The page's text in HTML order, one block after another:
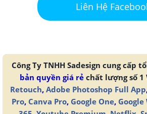
Liên Hệ
Công Ty TNHH Sadesign cung cấp
bản quyền giá rẻchất lượng số 1
Retouch, Adobe Photoshop Full App
Pro, Canva Pro, Google One,